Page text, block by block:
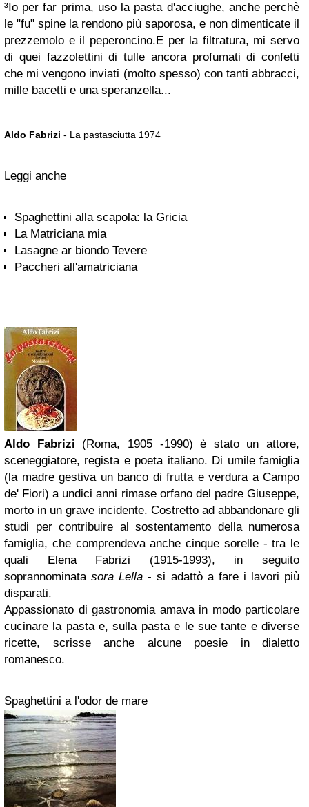
³Io per far prima, uso la pasta d'acciughe, anche perchè
le "fu" spine la rendono più saporosa, e non dimenticate il
prezzemolo e il peperoncino.E per la filtratura, mi servo
di quei fazzolettini di tulle ancora profumati di confetti
che mi vengono inviati (molto spesso) con tanti abbracci,
mille bacetti e una speranzella...
Aldo Fabrizi - La pastasciutta 1974
Leggi anche
Spaghettini alla scapola: la Gricia
La Matriciana mia
Lasagne ar biondo Tevere
Paccheri all'amatriciana
Aldo Fabrizi (Roma, 1905 -1990) è stato un attore,
sceneggiatore, regista e poeta italiano. Di umile famiglia
(la madre gestiva un banco di frutta e verdura a Campo
de' Fiori) a undici anni rimase orfano del padre Giuseppe,
morto in un grave incidente. Costretto ad abbandonare gli
studi per contribuire al sostentamento della numerosa
famiglia, che comprendeva anche cinque sorelle - tra le
quali Elena Fabrizi (1915-1993), in seguito
soprannominatasora Lella - si adattò a fare i lavori più
disparati.
Appassionato di gastronomia amava in modo particolare
cucinare la pasta e, sulla pasta e le sue tante e diverse
ricette, scrisse anche alcune poesie in dialetto
romanesco.
Spaghettini a l'odor de mare